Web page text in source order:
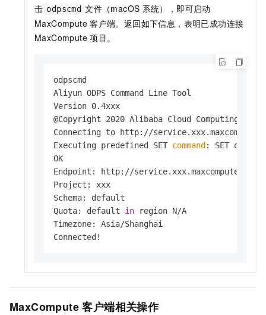
击 odpscmd 文件（macOS 系统），即可启动
MaxCompute 客户端。返回如下信息，表明已成功连接
MaxCompute 项目。
odpscmd
Aliyun ODPS Command Line Tool
Version 0.4xxx
@Copyright 2020 Alibaba Cloud Computing
Connecting to http://
Executing predefined SET command: SET
OK
Endpoint: http://
Project: xxx
Schema: default
Quota: default in region N/A
Timezone: Asia/Shanghai
Connected!
MaxCompute 客户端相关操作